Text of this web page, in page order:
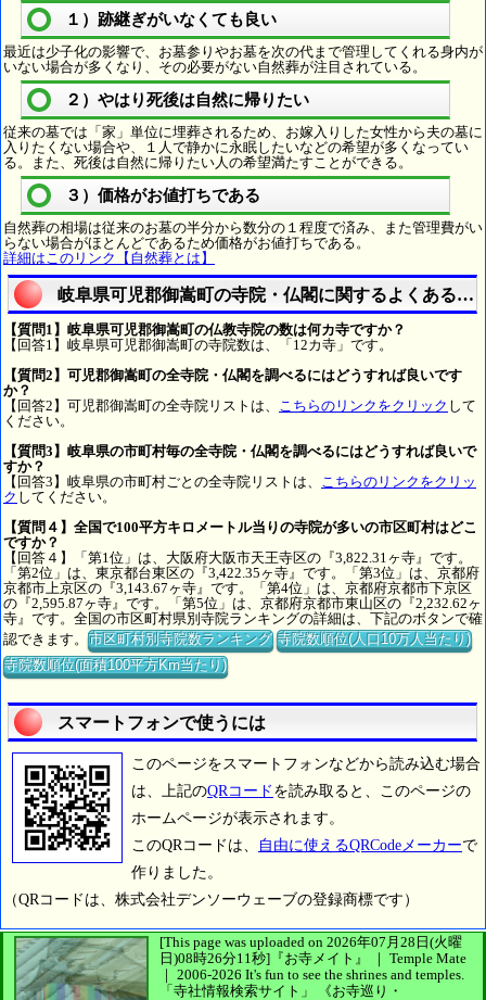
１）跡継ぎがいなくても良い
最近は少子化の影響で、お墓参りやお墓を次の代まで管理してくれる身内が
いない場合が多くなり、その必要がない自然葬が注目されている。
２）やはり死後は自然に帰りたい
従来の墓では「家」単位に埋葬されるため、お嫁入りした女性から夫の墓に
入りたくない場合や、１人で静かに永眠したいなどの希望が多くなってい
る。また、死後は自然に帰りたい人の希望満たすことができる。
３）価格がお値打ちである
自然葬の相場は従来のお墓の半分から数分の１程度で済み、また管理費がい
らない場合がほとんどであるため価格がお値打ちである。
詳細はこのリンク【自然葬とは】
岐阜県可児郡御嵩町の寺院・仏閣に関するよくある質
【質問1】岐阜県可児郡御嵩町の仏教寺院の数は何カ寺ですか？
【回答1】岐阜県可児郡御嵩町の寺院数は、「12カ寺」です。
【質問2】可児郡御嵩町の全寺院・仏閣を調べるにはどうすれば良いです
か？
【回答2】可児郡御嵩町の全寺院リストは、
こちらのリンクをクリック して
ください。
【質問3】岐阜県の市町村毎の全寺院・仏閣を調べるにはどうすれば良いで
すか？
【回答3】岐阜県の市町村ごとの全寺院リストは、
こちらのリンクをクリッ
ク してください。
【質問４】全国で100平方キロメートル当りの寺院が多いの市区町村はどこ
ですか？
【回答４】「第1位」は、大阪府大阪市天王寺区の『3,822.31ヶ寺』です。
「第2位」は、東京都台東区の『3,422.35ヶ寺』です。「第3位」は、京都府
京都市上京区の『3,143.67ヶ寺』です。「第4位」は、京都府京都市下京区
の『2,595.87ヶ寺』です。「第5位」は、京都府京都市東山区の『2,232.62ヶ
寺』です。全国の市区町村県別寺院ランキングの詳細は、下記のボタンで確
認できます。市区町村別寺院数ランキング 寺院数順位(人口10万人当たり)
寺院数順位(面積100平方Km当たり)
スマートフォンで使うには
このページをスマートフォンなどから読み込む場合
は、上記のQRコード を読み取ると、このページの
ホームページが表示されます。
このQRコードは、
自由に使えるQRCodeメーカーで
作りました。
（QRコードは、株式会社デンソーウェーブの登録商標です）
[This page was uploaded on 2026年07月28日(火曜
日)08時26分11秒] 『お寺メイト』 ｜ Temple Mate
｜ 2006-2026 It's fun to see the shrines and temples.
「寺社情報検索サイト」
《お寺巡り・